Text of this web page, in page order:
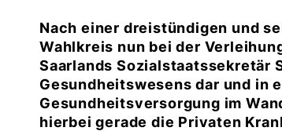
Nach einer dreistündigen und
Wahlkreis nun bei der
Saarlands Sozialstaatssekretär
Gesundheitswesens dar und in
Gesundheitsversorgung im
hierbei gerade die Privaten